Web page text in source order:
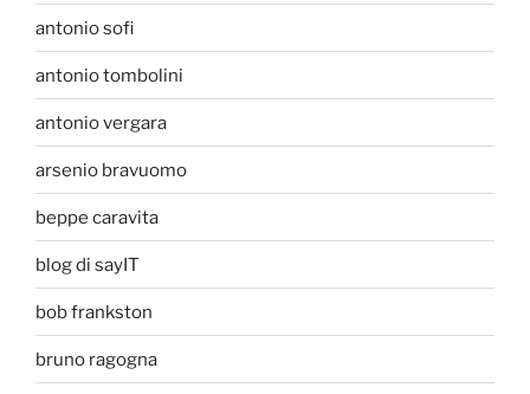
antonio sofi
antonio tombolini
antonio vergara
arsenio bravuomo
beppe caravita
blog di sayIT
bob frankston
bruno ragogna